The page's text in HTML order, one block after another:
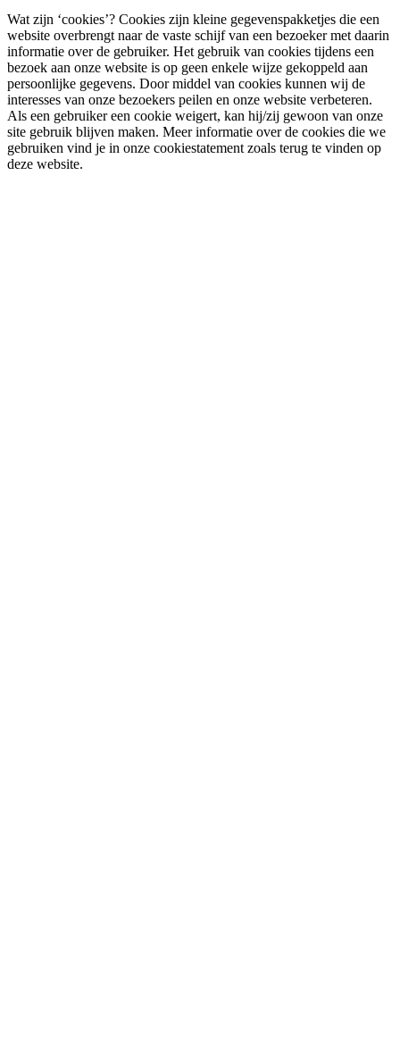
Wat zijn ‘cookies’? Cookies zijn kleine gegevenspakketjes die een
website overbrengt naar de vaste schijf van een bezoeker met daarin
informatie over de gebruiker. Het gebruik van cookies tijdens een
bezoek aan onze website is op geen enkele wijze gekoppeld aan
persoonlijke gegevens. Door middel van cookies kunnen wij de
interesses van onze bezoekers peilen en onze website verbeteren.
Als een gebruiker een cookie weigert, kan hij/zij gewoon van onze
site gebruik blijven maken. Meer informatie over de cookies die we
gebruiken vind je in onze cookiestatement zoals terug te vinden op
deze website.